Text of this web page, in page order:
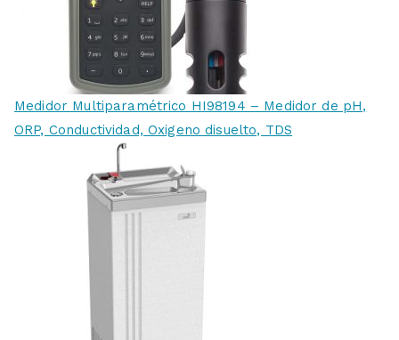
Medidor Multiparamétrico HI98194 – Medidor de pH,
ORP, Conductividad, Oxigeno disuelto, TDS